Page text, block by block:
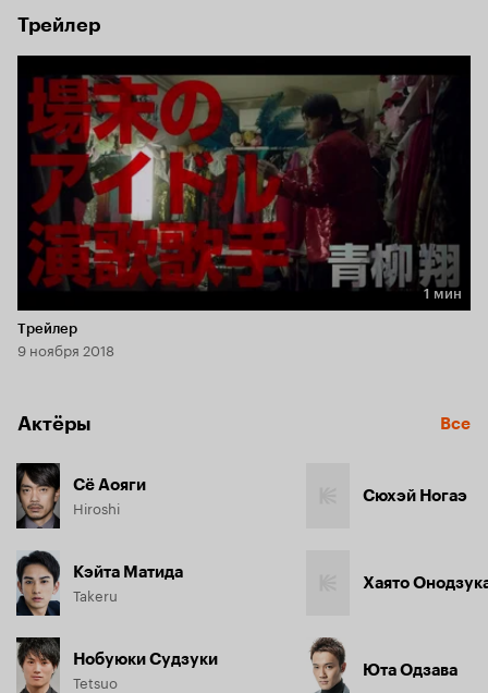
Трейлер
Длительность 1 мин
1 мин
Трейлер
9 ноября 2018
Актёры Все
Сё Аояги
Hiroshi
Кэйта Матида
Takeru
Нобуюки Судзуки
Tetsuo
Сюхэй Ногаэ
Хаято
Юта Одзава